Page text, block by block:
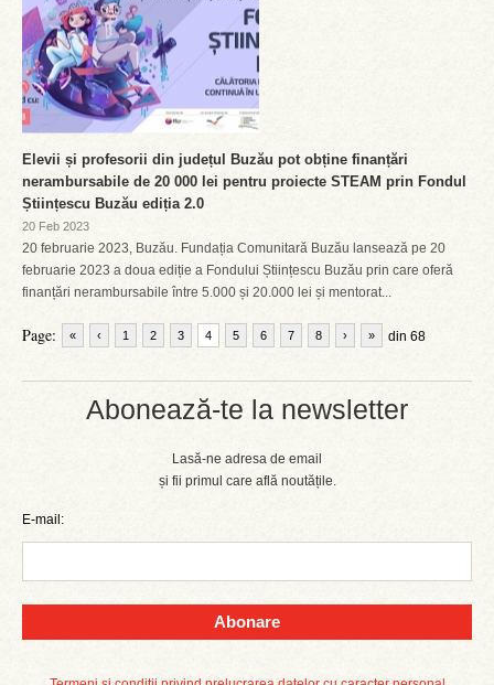
Abonează-te la newsletter
Lasă-ne adresa de email
și fii primul care află noutățile.
E-mail:
Abonare
Elevii și profesorii din județul Buzău pot obține finanțări
nerambursabile de 20 000 lei pentru proiecte STEAM prin Fondul
Științescu Buzău ediția 2.0
20 Feb 2023
20 februarie 2023, Buzău. Fundația Comunitară Buzău lansează pe 20
februarie 2023 a doua ediție a Fondului Științescu Buzău prin care oferă
finanțări nerambursabile între 5.000 și 20.000 lei și mentorat...
Page: « ‹ 1 2 3 4 5 6 7 8 din 68
› »